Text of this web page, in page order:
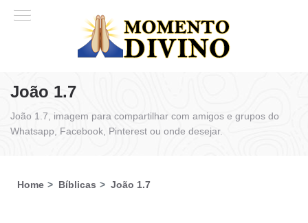
João 1.7
João 1.7, imagem para compartilhar com amigos e grupos do
Whatsapp, Facebook, Pinterest ou onde desejar.
Home Bíblicas João 1.7